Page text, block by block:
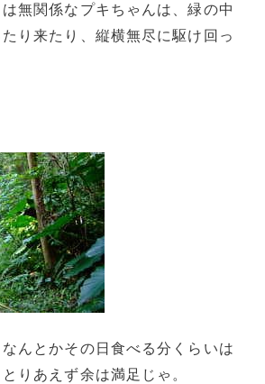
無関係なプキちゃんは、緑の中
り来たり、縦横無尽に駆け回っ
んとかその日食べる分くらいは
りあえず余は満足じゃ。